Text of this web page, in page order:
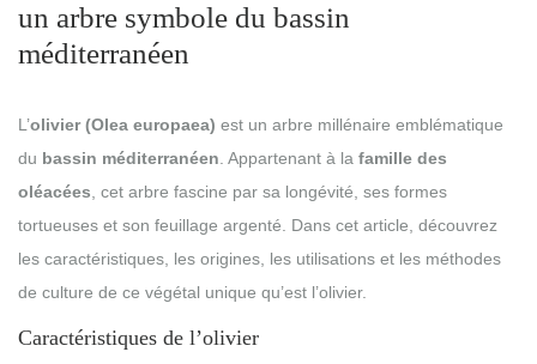
un arbre symbole du bassin
méditerranéen
L’olivier (Olea europaea) est un arbre millénaire emblématique
du bassin méditerranéen . Appartenant à la famille des
oléacées , cet arbre fascine par sa longévité, ses formes
tortueuses et son feuillage argenté. Dans cet article, découvrez
les caractéristiques, les origines, les utilisations et les méthodes
de culture de ce végétal unique qu’est l’olivier.
Caractéristiques de l’olivier